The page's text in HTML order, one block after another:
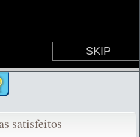
satisfeitos